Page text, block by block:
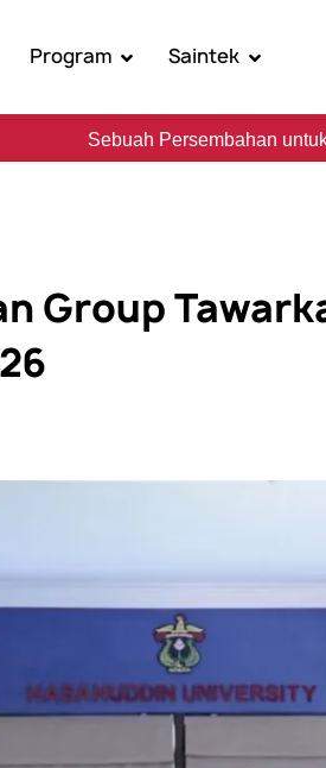
Program Saintek
untuk Kemajuan Sains,
Group